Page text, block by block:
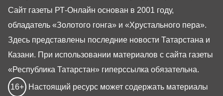
Сайт газеты РТ-Онлайн основан в 2001 году,
обладатель «Золотого гонга» и «Хрустального пера».
Здесь представлены последние новости Татарстана и
Казани. При использовании материалов с сайта газеты
«Республика Татарстан» гиперссылка обязательна.
16+ Настоящий ресурс может содержать материалы